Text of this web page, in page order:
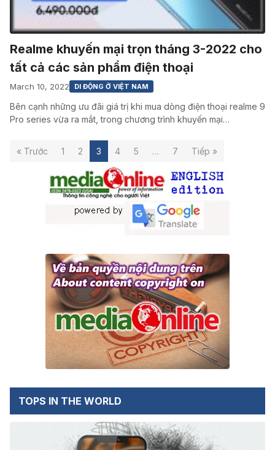
Realme khuyến mại trọn tháng 3-2022 cho
tất cả các sản phẩm điện thoại
March 10, 2022 DI ĐỘNG Ở VIỆT NAM
Bên cạnh những ưu đãi giá trị khi mua dòng điện thoại realme 9
Pro series vừa ra mắt, trong chương trình khuyến mại…
« Trước 1 2 3 4 5 … 7 Tiếp »
TOPS IN THE WORLD